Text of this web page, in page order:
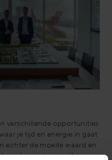
verschillende opportunities
je tijd en energie in gaat
echter de moeite waard en
hoe je ze van elkaar